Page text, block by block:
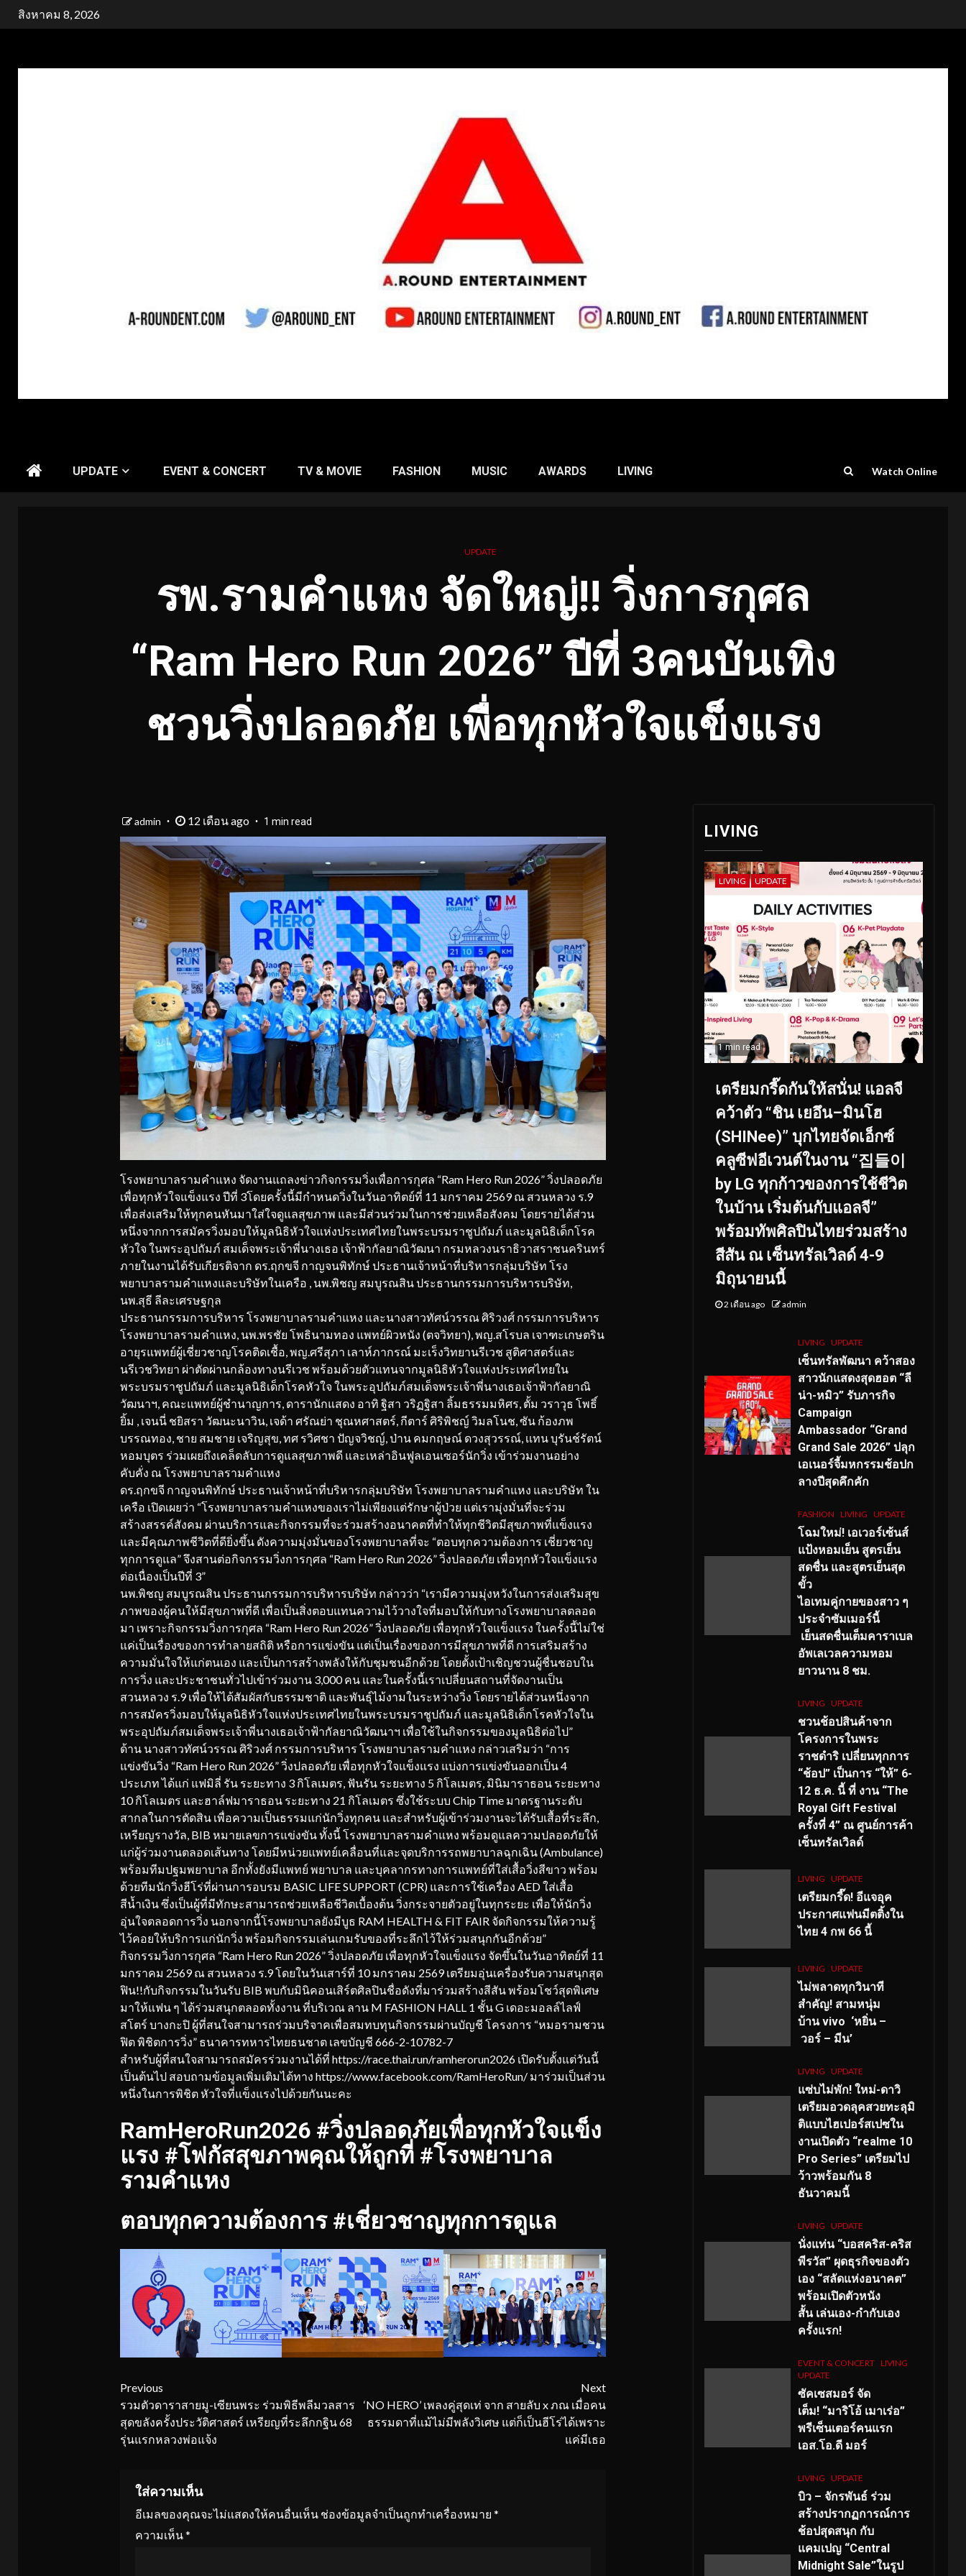
Skipสิงหาคม 8, 2026
UPDATE EVENT & CONCERT TV & MOVIE FASHION MUSIC AWARDS LIVING Watch Online
UPDATE
รพ.รามคำแหง จัดใหญ่!! วิ่งการกุศล
“Ram Hero Run 2026” ปีที่ 3คนบันเทิง
ชวนวิ่งปลอดภัย เพื่อทุกหัวใจแข็งแรง
admin 12 เดือน ago 1 min read
โรงพยาบาลรามคำแหง จัดงานแถลงข่าวกิจกรรมวิ่งเพื่อการกุศล “Ram Hero Run 2026” วิ่งปลอดภัย
เพื่อทุกหัวใจแข็งแรง ปีที่ 3โดยครั้งนี้มีกำหนดวิ่งในวันอาทิตย์ที่ 11 มกราคม 2569 ณ สวนหลวง ร.9
เพื่อส่งเสริมให้ทุกคนหันมาใส่ใจดูแลสุขภาพ และมีส่วนร่วมในการช่วยเหลือสังคม โดยรายได้ส่วน
หนึ่งจากการสมัครวิ่งมอบให้มูลนิธิหัวใจแห่งประเทศไทยในพระบรมราชูปถัมภ์ และมูลนิธิเด็กโรค
หัวใจ ในพระอุปถัมภ์ สมเด็จพระเจ้าพี่นางเธอ เจ้าฟ้ากัลยาณิวัฒนา กรมหลวงนราธิวาสราชนครินทร์
ภายในงานได้รับเกียรติจาก ดร.ฤกขจี กาญจนพิทักษ์ ประธานเจ้าหน้าที่บริหารกลุ่มบริษัท โรง
พยาบาลรามคำแหงและบริษัทในเครือ , นพ.พิชญ สมบูรณสิน ประธานกรรมการบริหารบริษัท,
นพ.สุธี ลีละเศรษฐกุล
ประธานกรรมการบริหาร โรงพยาบาลรามคำแหง และนางสาวทัศน์วรรณ ศิริวงศ์ กรรมการบริหาร
โรงพยาบาลรามคำแหง, นพ.พรชัย โพธินามทอง แพทย์ผิวหนัง (ตจวิทยา), พญ.สโรบล เจาฑะเกษตริน
อายุรแพทย์ผู้เชี่ยวชาญโรคติดเชื้อ, พญ.ศรีสุภา เลาห์ภากรณ์ มะเร็งวิทยานรีเวช สูติศาสตร์และ
นรีเวชวิทยา ผ่าตัดผ่านกล้องทางนรีเวช พร้อมด้วยตัวแทนจากมูลนิธิหัวใจแห่งประเทศไทยใน
พระบรมราชูปถัมภ์ และมูลนิธิเด็กโรคหัวใจ ในพระอุปถัมภ์สมเด็จพระเจ้าพี่นางเธอเจ้าฟ้ากัลยาณิ
วัฒนาฯ, คณะแพทย์ผู้ชำนาญการ, ดารานักแสดง อาทิ ฐิสา วริฏฐิสา ลิ้มธรรมมหิศร, ตั้ม วราวุธ โพธิ์
ยิ้ม , เจนนี่ ชยิสรา วัฒนะนาวิน, เจด้า ศรัณย่า ชุณหศาสตร์, กีตาร์ ศิริพิชญ์ วิมลโนช, ซัน ก้องภพ
บรรณทอง, ชาย สมชาย เจริญสุข, ทศ รวิศชา ปัญจวิชญ์, ป่าน คมกฤษณ์ ดวงสุวรรณ์, เเทน บุรันช์รัตน์
หอมบุตร ร่วมเผยถึงเคล็ดลับการดูแลสุขภาพดี และเหล่าอินฟูลเอนเซอร์นักวิ่ง เข้าร่วมงานอย่าง
คับคั่ง ณ โรงพยาบาลรามคำแหง
ดร.ฤกขจี กาญจนพิทักษ์ ประธานเจ้าหน้าที่บริหารกลุ่มบริษัท โรงพยาบาลรามคำแหง และบริษัท ใน
เครือ เปิดเผยว่า “โรงพยาบาลรามคำแหงของเราไม่เพียงแต่รักษาผู้ป่วย แต่เรามุ่งมั่นที่จะร่วม
สร้างสรรค์สังคม ผ่านบริการและกิจกรรมที่จะร่วมสร้างอนาคตที่ทำให้ทุกชีวิตมีสุขภาพที่แข็งแรง
และมีคุณภาพชีวิตที่ดียิ่งขึ้น ดังความมุ่งมั่นของโรงพยาบาลที่จะ “ตอบทุกความต้องการ เชี่ยวชาญ
ทุกการดูแล” จึงสานต่อกิจกรรมวิ่งการกุศล “Ram Hero Run 2026” วิ่งปลอดภัย เพื่อทุกหัวใจแข็งแรง
ต่อเนื่องเป็นปีที่ 3”
นพ.พิชญ สมบูรณสิน ประธานกรรมการบริหารบริษัท กล่าวว่า “เรามีความมุ่งหวังในการส่งเสริมสุข
ภาพของผู้คนให้มีสุขภาพที่ดี เพื่อเป็นสิ่งตอบแทนความไว้วางใจที่มอบให้กับทางโรงพยาบาลตลอด
มา เพราะกิจกรรมวิ่งการกุศล “Ram Hero Run 2026” วิ่งปลอดภัย เพื่อทุกหัวใจแข็งแรง ในครั้งนี้ไม่ใช่
แค่เป็นเรื่องของการทำลายสถิติ หรือการแข่งขัน แต่เป็นเรื่องของการมีสุขภาพที่ดี การเสริมสร้าง
ความมั่นใจให้แก่ตนเอง และเป็นการสร้างพลังให้กับชุมชนอีกด้วย โดยตั้งเป้าเชิญชวนผู้ชื่นชอบใน
การวิ่ง และประชาชนทั่วไปเข้าร่วมงาน 3,000 คน และในครั้งนี้เราเปลี่ยนสถานที่จัดงานเป็น
สวนหลวง ร.9 เพื่อให้ได้สัมผัสกับธรรมชาติ และพันธุ์ไม้งามในระหว่างวิ่ง โดยรายได้ส่วนหนึ่งจาก
การสมัครวิ่งมอบให้มูลนิธิหัวใจแห่งประเทศไทยในพระบรมราชูปถัมภ์ และมูลนิธิเด็กโรคหัวใจใน
พระอุปถัมภ์สมเด็จพระเจ้าพี่นางเธอเจ้าฟ้ากัลยาณิวัฒนาฯ เพื่อใช้ในกิจกรรมของมูลนิธิต่อไป”
ด้าน นางสาวทัศน์วรรณ ศิริวงศ์ กรรมการบริหาร โรงพยาบาลรามคำแหง กล่าวเสริมว่า “การ
แข่งขันวิ่ง “Ram Hero Run 2026” วิ่งปลอดภัย เพื่อทุกหัวใจแข็งแรง แบ่งการแข่งขันออกเป็น 4
ประเภท ได้แก่ แฟมิลี่ รัน ระยะทาง 3 กิโลเมตร, ฟันรัน ระยะทาง 5 กิโลเมตร, มินิมาราธอน ระยะทาง
10 กิโลเมตร และฮาล์ฟมาราธอน ระยะทาง 21 กิโลเมตร ซึ่งใช้ระบบ Chip Time มาตรฐานระดับ
สากลในการตัดสิน เพื่อความเป็นธรรมแก่นักวิ่งทุกคน และสำหรับผู้เข้าร่วมงานจะได้รับเสื้อที่ระลึก,
เหรียญรางวัล, BIB หมายเลขการแข่งขัน ทั้งนี้ โรงพยาบาลรามคำแหง พร้อมดูแลความปลอดภัยให้
แก่ผู้ร่วมงานตลอดเส้นทาง โดยมีหน่วยแพทย์เคลื่อนที่และจุดบริการรถพยาบาลฉุกเฉิน (Ambulance)
พร้อมทีมปฐมพยาบาล อีกทั้งยังมีแพทย์ พยาบาล และบุคลากรทางการแพทย์ที่ใส่เสื้อวิ่งสีขาว พร้อม
ด้วยทีมนักวิ่งฮีโร่ที่ผ่านการอบรม BASIC LIFE SUPPORT (CPR) และการใช้เครื่อง AED ใส่เสื้อ
สีน้ำเงิน ซึ่งเป็นผู้ที่มีทักษะสามารถช่วยเหลือชีวิตเบื้องต้น วิ่งกระจายตัวอยู่ในทุกระยะ เพื่อให้นักวิ่ง
อุ่นใจตลอดการวิ่ง นอกจากนี้โรงพยาบาลยังมีบูธ RAM HEALTH & FIT FAIR จัดกิจกรรมให้ความรู้
ไว้คอยให้บริการแก่นักวิ่ง พร้อมกิจกรรมเล่นเกมรับของที่ระลึกไว้ให้ร่วมสนุกกันอีกด้วย”
กิจกรรมวิ่งการกุศล “Ram Hero Run 2026” วิ่งปลอดภัย เพื่อทุกหัวใจแข็งแรง จัดขึ้นในวันอาทิตย์ที่ 11
มกราคม 2569 ณ สวนหลวง ร.9 โดยในวันเสาร์ที่ 10 มกราคม 2569 เตรียมอุ่นเครื่องรับความสนุกสุด
ฟิน!!กับกิจกรรมในวันรับ BIB พบกับมินิคอนเสิร์ตศิลปินชื่อดังที่มาร่วมสร้างสีสัน พร้อมโชว์สุดพิเศษ
มาให้แฟน ๆ ได้ร่วมสนุกตลอดทั้งงาน ที่บริเวณ ลาน M FASHION HALL 1 ชั้น G เดอะมอลล์ไลฟ์
สโตร์ บางกะปิ ผู้ที่สนใจสามารถร่วมบริจาคเพื่อสมทบทุนกิจกรรมผ่านบัญชี โครงการ “หมอรามชวน
ฟิต พิชิตการวิ่ง” ธนาคารทหารไทยธนชาต เลขบัญชี 666-2-10782-7
สำหรับผู้ที่สนใจสามารถสมัครร่วมงานได้ที่ https://race.thai.run/ramherorun2026 เปิดรับตั้งแต่วันนี้
เป็นต้นไป สอบถามข้อมูลเพิ่มเติมได้ทาง https://www.facebook.com/RamHeroRun/ มาร่วมเป็นส่วน
หนึ่งในการพิชิต หัวใจที่แข็งแรงไปด้วยกันนะคะ
RamHeroRun2026 #วิ่งปลอดภัยเพื่อทุกหัวใจแข็ง
แรง #โฟกัสสุขภาพคุณให้ถูกที่ #โรงพยาบาล
รามคำแหง
ตอบทุกความต้องการ #เชี่ยวชาญทุกการดูแล
Continue
Reading
Previous
รวมตัวดาราสายมู-เซียนพระ ร่วมพิธีพลีมวลสาร
สุดขลังครั้งประวัติศาสตร์ เหรียญที่ระลึกกฐิน 68
รุ่นแรกหลวงพ่อแจ้ง
Next
‘NO HERO’ เพลงคู่สุดเท่ จาก สายลับ x ภณ เมื่อคน
ธรรมดาที่แม้ไม่มีพลังวิเศษ แต่ก็เป็นฮีโร่ได้เพราะ
แค่มีเธอ
ใส่ความเห็น
อีเมลของคุณจะไม่แสดงให้คนอื่นเห็น ช่องข้อมูลจำเป็นถูกทำเครื่องหมาย *
ความเห็น*
LIVING
LIVING UPDATE
1 min read
เตรียมกรี๊ดกันให้สนั่น! แอลจี
คว้าตัว “ชิน เยอึน–มินโฮ
(SHINee)” บุกไทยจัดเอ็กซ์
คลูซีฟอีเวนต์ในงาน “집들이
by LG ทุกก้าวของการใช้ชีวิต
ในบ้าน เริ่มต้นกับแอลจี”
พร้อมทัพศิลปินไทยร่วมสร้าง
สีสัน ณ เซ็นทรัลเวิลด์ 4-9
มิถุนายนนี้
2 เดือน ago admin
LIVING UPDATE
เซ็นทรัลพัฒนา คว้าสอง
สาวนักแสดงสุดฮอต “ลี
น่า-หมิว” รับภารกิจ
Campaign
Ambassador “Grand
Grand Sale 2026” ปลุก
เอเนอร์จี้มหกรรมช้อปก
ลางปีสุดคึกคัก
FASHION LIVING UPDATE
โฉมใหม่! เอเวอร์เซ้นส์
แป้งหอมเย็น สูตรเย็น
สดชื่น และสูตรเย็นสุด
ขั้ว
ไอเทมคู่กายของสาว ๆ
ประจำซัมเมอร์นี้
เย็นสดชื่นเต็มคาราเบล
อัพเลเวลความหอม
ยาวนาน 8 ชม.
LIVING UPDATE
ชวนช้อปสินค้าจาก
โครงการในพระ
ราชดำริ เปลี่ยนทุกการ
“ช้อป” เป็นการ “ให้” 6-
12 ธ.ค. นี้ ที่ งาน “The
Royal Gift Festival
ครั้งที่ 4” ณ ศูนย์การค้า
เซ็นทรัลเวิลด์
LIVING UPDATE
เตรียมกรี๊ด! อีแจอุค
ประกาศแฟนมีตติ้งใน
ไทย 4 กพ 66 นี้
LIVING UPDATE
ไม่พลาดทุกวินาที
สำคัญ! สามหนุ่ม
บ้าน vivo ‘หยิ่น –
วอร์ – มีน’
LIVING UPDATE
แซ่บไม่พัก! ใหม่-ดาวิ
เตรียมอวดลุคสวยทะลุมิ
ติแบบไฮเปอร์สเปซใน
งานเปิดตัว “realme 10
Pro Series” เตรียมไป
ว้าวพร้อมกัน 8
ธันวาคมนี้
LIVING UPDATE
นั่งแท่น “บอสคริส-คริส
พีรวัส” ผุดธุรกิจของตัว
เอง “สลัดแห่งอนาคต”
พร้อมเปิดตัวหนัง
สั้น เล่นเอง-กำกับเอง
ครั้งแรก!
EVENT & CONCERT LIVING
UPDATE
ซัคเซสมอร์ จัด
เต็ม! “มาริโอ้ เมาเร่อ”
พรีเซ็นเตอร์คนแรก
เอส.โอ.ดี มอร์
LIVING UPDATE
บิว – จักรพันธ์ ร่วม
สร้างปรากฏการณ์การ
ช้อปสุดสนุก กับ
แคมเปญ “Central
Midnight Sale”ในรูป